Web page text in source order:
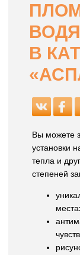
В
Вы можете
установки
тепла и
степеней